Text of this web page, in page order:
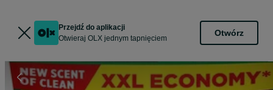
Przejdź do aplikacji
Otwieraj OLX jednym tapnięciem
Otwórz